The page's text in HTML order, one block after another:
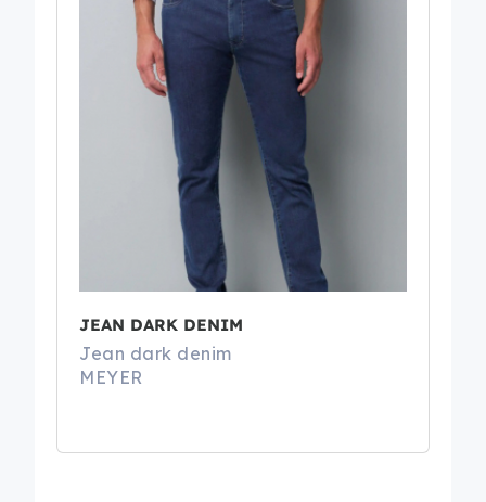
JEAN DARK DENIM
Jean dark denim
MEYER